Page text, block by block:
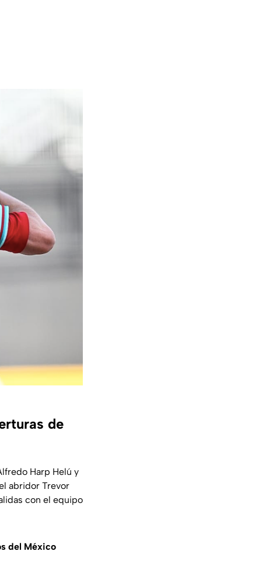
de
Harp Helú y
abridor Trevor
con el equipo
del México